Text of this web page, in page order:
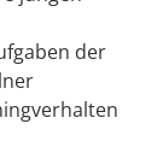
der